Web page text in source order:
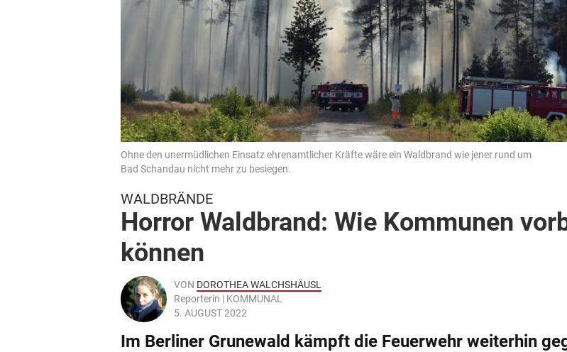
Ohne den unermüdlichen Einsatz ehrenamtlicher Kräfte wäre ein Waldbrand wie jener rund um
Bad Schandau nicht mehr zu besiegen.
WALDBRÄNDE
Horror Waldbrand: Wie Kommunen
können
VON DOROTHEA WALCHSHÄUSL
Reporterin | KOMMUNAL
5. AUGUST 2022
Im Berliner Grunewald kämpft die Feuerwehr weiterhin